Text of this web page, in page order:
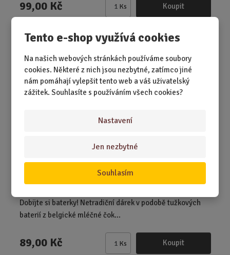
Tento e-shop využívá cookies
Na našich webových stránkách používáme soubory
cookies. Některé z nich jsou nezbytné, zatímco jiné
nám pomáhají vylepšit tento web a váš uživatelský
zážitek. Souhlasíte s používáním všech cookies?
Nastavení
Jen nezbytné
Souhlasím
99,00 Kč
Z
ě
i
t
p
o
t
Ks Koupit
Čokoládové baterky Choco Energy
NEJPRODÁVANĚJŠÍ
Dobijte si baterky! Netradiční dárek v podobě tužkových
baterií z belgické mléčné čok...
89,00 Kč
Z
Ks Koupit